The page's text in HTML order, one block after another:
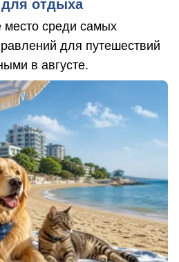
отдыха
место среди самых
для путешествий
в августе.